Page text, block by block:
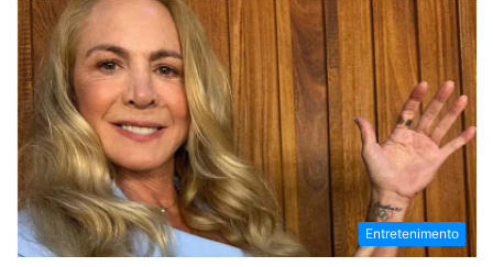
Entretenimento